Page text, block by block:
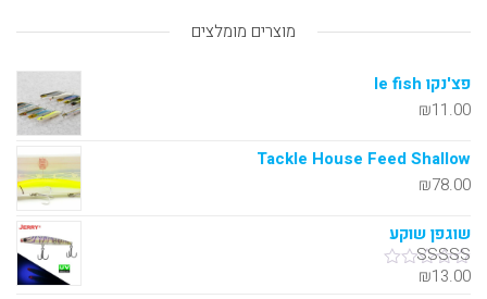
מוצרים מומלצים
פצ'נקו le fish
₪11.00
Tackle House Feed Shallow
₪78.00
שוגפן שוקע
דורג5.00
₪13.00